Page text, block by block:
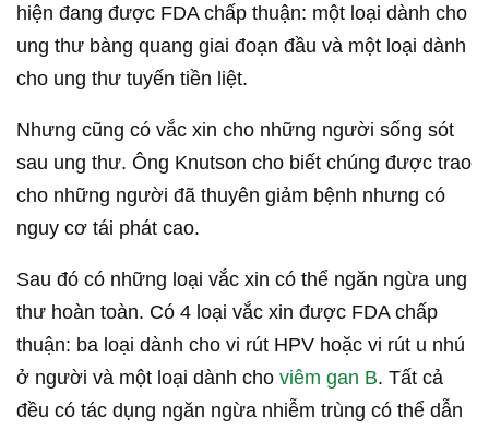
hiện đang được FDA chấp thuận: một loại dành cho
ung thư bàng quang giai đoạn đầu và một loại dành
cho ung thư tuyến tiền liệt.
Nhưng cũng có vắc xin cho những người sống sót
sau ung thư. Ông Knutson cho biết chúng được trao
cho những người đã thuyên giảm bệnh nhưng có
nguy cơ tái phát cao.
Sau đó có những loại vắc xin có thể ngăn ngừa ung
thư hoàn toàn. Có 4 loại vắc xin được FDA chấp
thuận: ba loại dành cho vi rút HPV hoặc vi rút u nhú
ở người và một loại dành cho viêm gan B. Tất cả
đều có tác dụng ngăn ngừa nhiễm trùng có thể dẫn